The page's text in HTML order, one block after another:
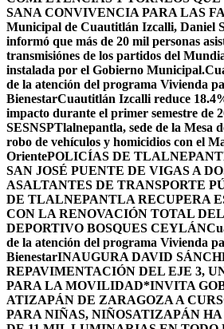
SANA CONVIVENCIA PARA LAS
Municipal de Cuautitlán Izcalli, Daniel
informó que más de 20 mil personas
transmisiónes de los partidos del
instalada por el Gobierno Municipal.
de la atención del programa Vivienda
BienestarCuautitlán Izcalli reduce
impacto durante el primer semestre de
SESNSPTlalnepantla, sede de la Mesa
robo de vehículos y homicidios con el
OrientePOLICÍAS DE
SAN JOSÉ PUENTE DE VIGAS A
ASALTANTES DE TRANSPORTE
DE TLALNEPANTLA RECUPERA
CON LA RENOVACIÓN TOTAL
DEPORTIVO BOSQUES CEYLÁN
de la atención del programa Vivienda
BienestarINAUGURA DAVID
REPAVIMENTACIÓN DEL EJE 3,
PARA LA MOVILIDAD*INVITA
ATIZAPÁN DE ZARAGOZA A
PARA NIÑAS, NIÑOSATIZAPÁN